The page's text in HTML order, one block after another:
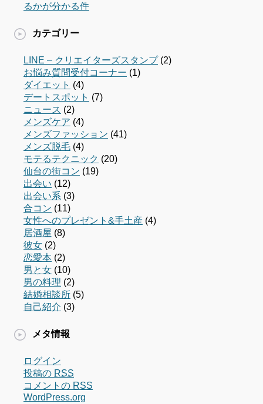
るかが分かる件
カテゴリー
LINE – クリエイターズスタンプ(2)
お悩み質問受付コーナー (1)
ダイエット (4)
デートスポット (7)
ニュース (2)
メンズケア (4)
メンズファッション (41)
メンズ脱毛 (4)
モテるテクニック (20)
仙台の街コン (19)
出会い (12)
出会い系 (3)
合コン (11)
女性へのプレゼント&手土産 (4)
居酒屋 (8)
彼女 (2)
恋愛本 (2)
男と女 (10)
男の料理 (2)
結婚相談所 (5)
自己紹介 (3)
メタ情報
ログイン
投稿の RSS
コメントの RSS
WordPress.org